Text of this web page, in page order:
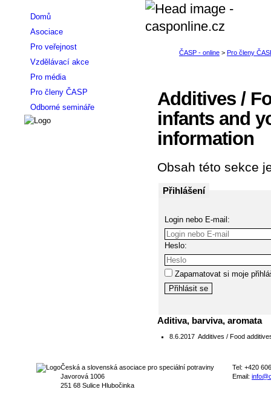
Additives /
infants and
information
Obsah této sekce
Přihlášení
Login nebo E-mail:
Heslo:
Zapamatovat si moje
Aditiva, barviva, aromata
8.6.2017 Additives / Food
Domů
Asociace
Pro veřejnost
Vzdělávací akce
Pro média
Pro členy ČASP
Odborné semináře
Česká a slovenská asociace pro speciální potraviny
Javorová 1006
251 68 Sulice Hlubočinka
Tel: +420
Email: